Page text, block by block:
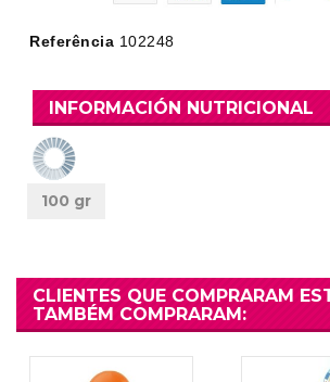
Referência 102248
INFORMACIÓN NUTRICIONAL
100 gr
CLIENTES QUE COMPRARAM
TAMBÉM COMPRARAM: